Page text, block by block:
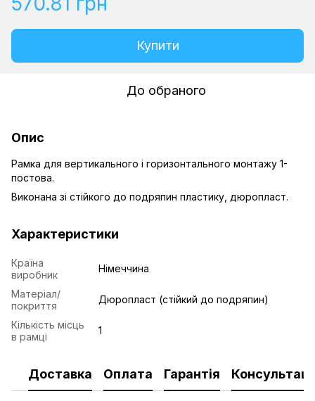
Купити
До обраного
Опис
Рамка для вертикального і горизонтального монтажу 1-
постова.
Виконана зі стійкого до подряпин пластику, дюропласт.
Характеристики
Країна
виробник
Німеччина
Матеріал/
покриття
Дюропласт (стійкий до подряпин)
Кількість місць
в рамці
1
Доставка Оплата Гарантія